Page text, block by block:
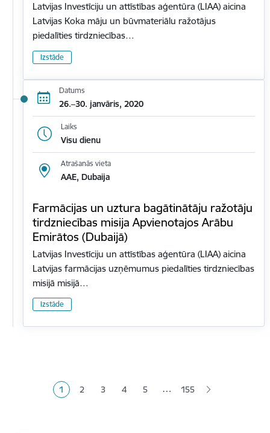
Latvijas Investīciju un attīstības aģentūra (LIAA) aicina
Latvijas Koka māju un būvmateriālu ražotājus
piedalīties tirdzniecības…
Izstāde
Datums
26.–30. janvāris, 2020
Laiks
Visu dienu
Atrašanās vieta
AAE, Dubaija
Farmācijas un uztura bagātinātāju ražotāju
tirdzniecības misija Apvienotajos Arābu
Emirātos (Dubaijā)
Latvijas Investīciju un attīstības aģentūra (LIAA) aicina
Latvijas farmācijas uzņēmumus piedalīties tirdzniecības
misijā misijā…
Izstāde
Pašreizējā lapa
1 Lapa
2 Lapa
3 Lapa
4 Lapa
5 … 155